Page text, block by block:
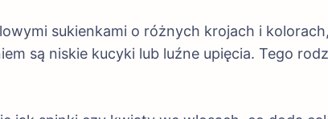
sukienkami o różnych krojach i
są niskie kucyki lub luźne upięcia. Tego